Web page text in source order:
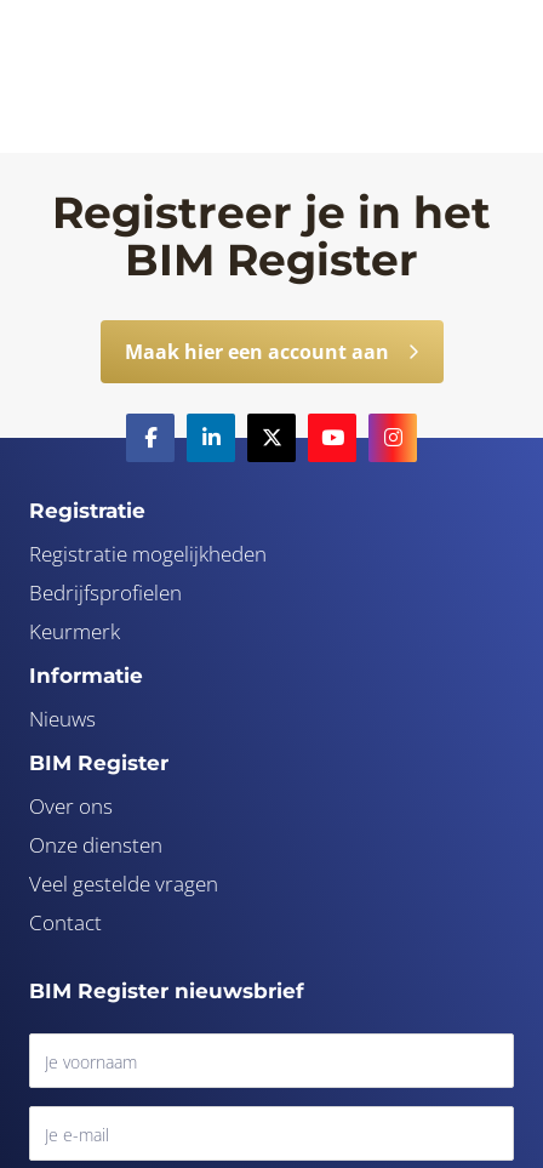
Registreer je in het
BIM Register
Maak hier een account aan
Registratie
Registratie mogelijkheden
Bedrijfsprofielen
Keurmerk
Informatie
Nieuws
BIM Register
Over ons
Onze diensten
Veel gestelde vragen
Contact
BIM Register nieuwsbrief